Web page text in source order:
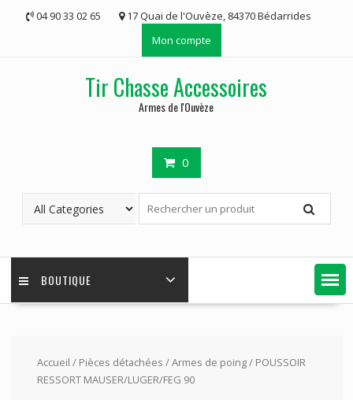
04 90 33 02 65
17 Quai de l'Ouvèze, 84370 Bédarrides
Mon compte
Tir Chasse Accessoires
Armes de l'Ouvèze
0
BOUTIQUE
Accueil / Pièces détachées /Armes de poing/ POUSSOIR
RESSORT MAUSER/LUGER/FEG 90